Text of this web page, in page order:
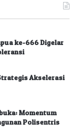
ke-666 Digelar
Akselerasi
Momentum
Polisentris